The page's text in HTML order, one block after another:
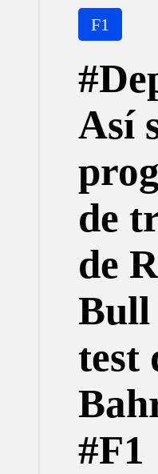
Publicada
en
F1
Así
de
de
Bull
test
#F1